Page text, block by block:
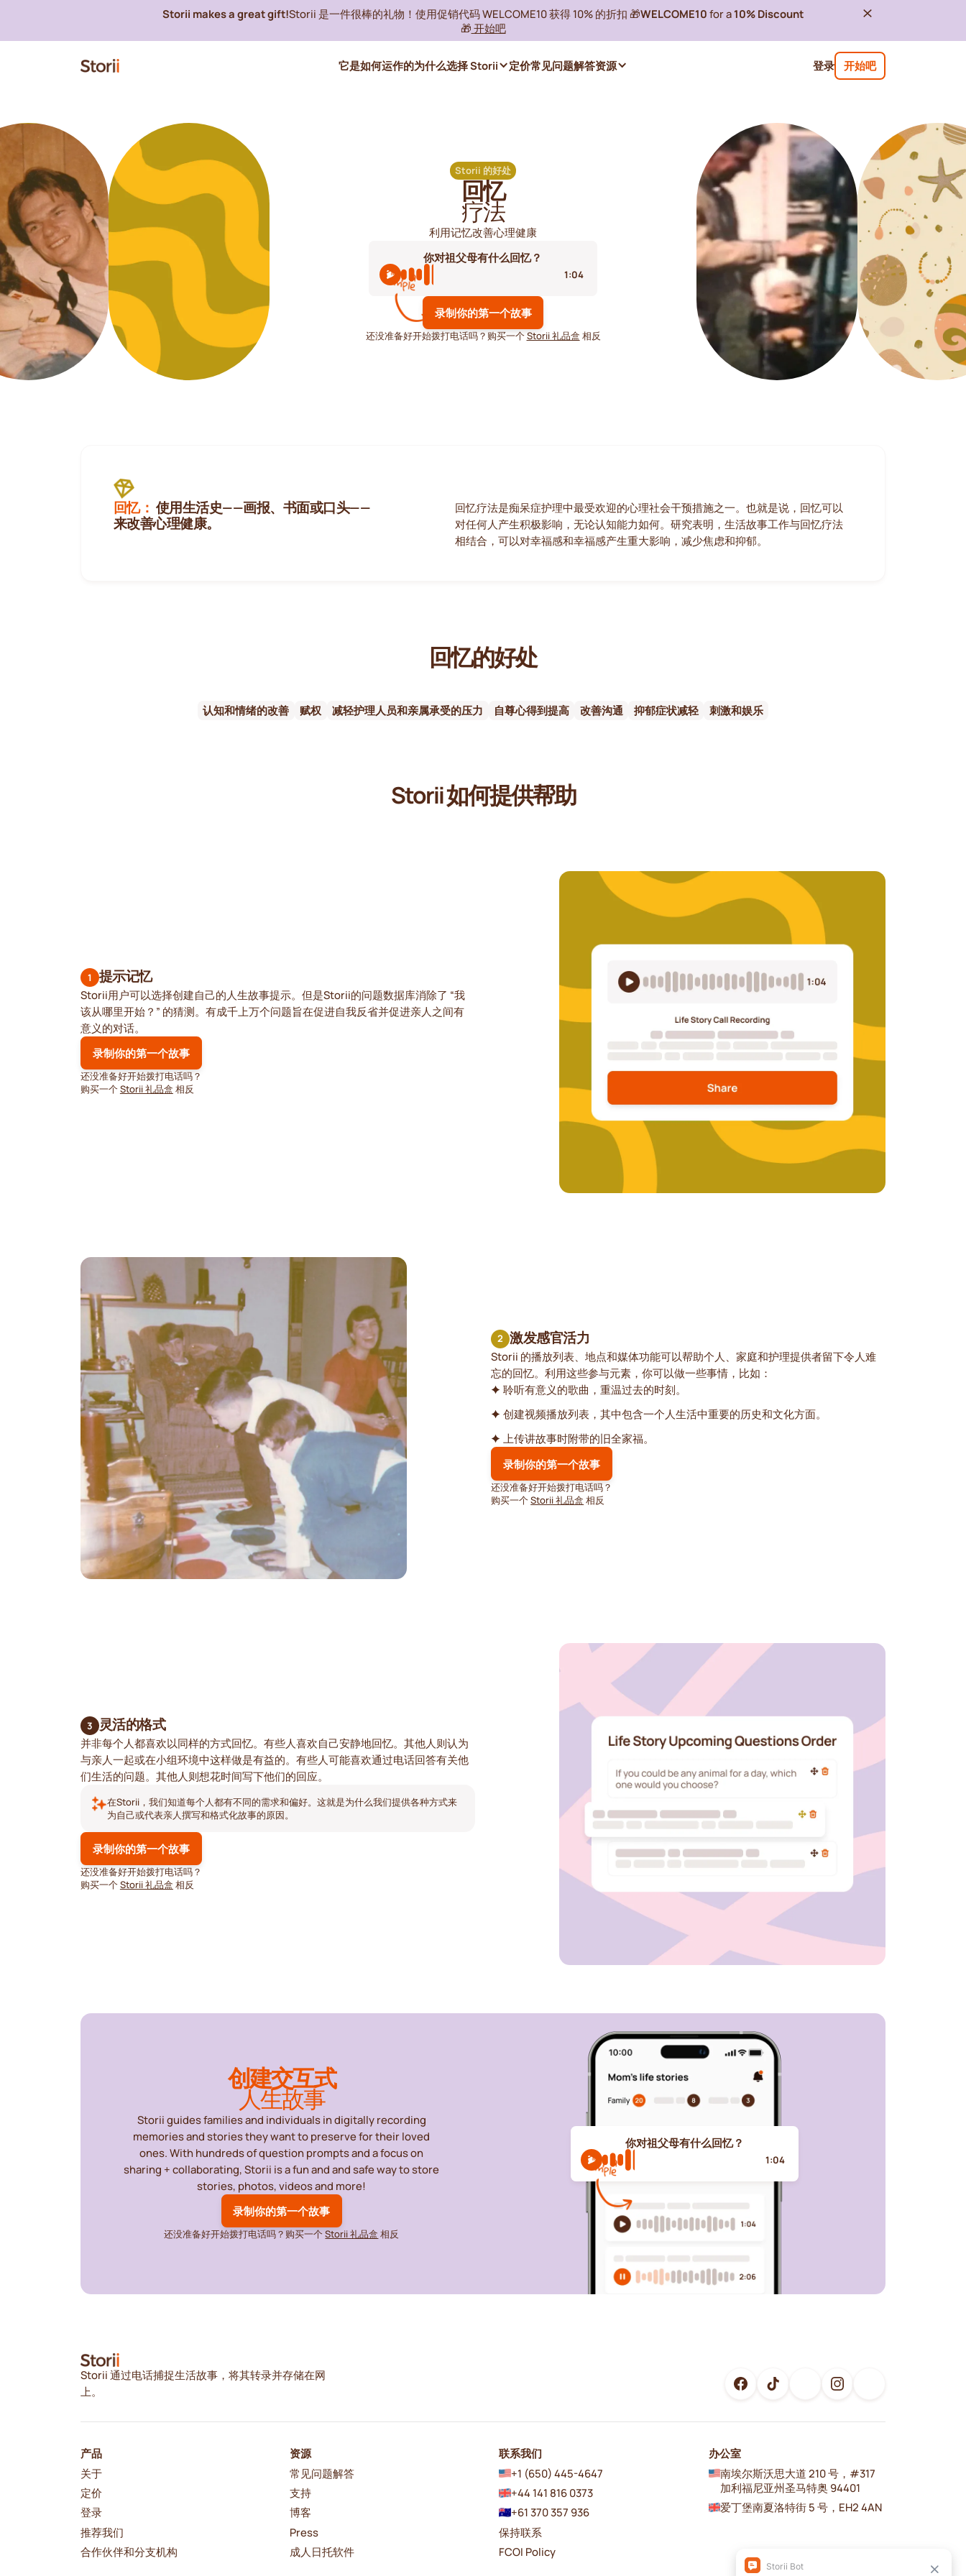
Storii makes a great gift!Storii 是一件很棒的礼物！使用促销代码 WELCOME10 获得 10% 的折扣 🎁WELCOME10 for a10% Discount
🎁 开始吧
登录 开始吧
它是如何运作的为什么选择 Storii 定价常见问题解答资源
Storii 的好处
回忆
疗法
利用记忆改善心理健康
你对祖父母有什么回忆？
1:04
录制你的第一个故事
还没准备好开始拨打电话吗？购买一个Storii 礼品盒 相反
回忆： 使用生活史——画报、书面或口头——
来改善心理健康。
回忆疗法是痴呆症护理中最受欢迎的心理社会干预措施之一。也就是说，回忆可以
对任何人产生积极影响，无论认知能力如何。研究表明，生活故事工作与回忆疗法
相结合，可以对幸福感和幸福感产生重大影响，减少焦虑和抑郁。
回忆的好处
认知和情绪的改善 赋权 减轻护理人员和亲属承受的压力 自尊心得到提高 改善沟通 抑郁症状减轻 刺激和娱乐
Storii 如何提供帮助
1 提示记忆
Storii用户可以选择创建自己的人生故事提示。但是Storii的问题数据库消除了 “我
该从哪里开始？” 的猜测。有成千上万个问题旨在促进自我反省并促进亲人之间有
意义的对话。
录制你的第一个故事
还没准备好开始拨打电话吗？
购买一个Storii 礼品盒 相反
2 激发感官活力
Storii 的播放列表、地点和媒体功能可以帮助个人、家庭和护理提供者留下令人难
忘的回忆。利用这些参与元素，你可以做一些事情，比如：
聆听有意义的歌曲，重温过去的时刻。
创建视频播放列表，其中包含一个人生活中重要的历史和文化方面。
上传讲故事时附带的旧全家福。
录制你的第一个故事
还没准备好开始拨打电话吗？
购买一个Storii 礼品盒 相反
3 灵活的格式
并非每个人都喜欢以同样的方式回忆。有些人喜欢自己安静地回忆。其他人则认为
与亲人一起或在小组环境中这样做是有益的。有些人可能喜欢通过电话回答有关他
们生活的问题。其他人则想花时间写下他们的回应。
在Storii，我们知道每个人都有不同的需求和偏好。这就是为什么我们提供各种方式来
为自己或代表亲人撰写和格式化故事的原因。
录制你的第一个故事
还没准备好开始拨打电话吗？
购买一个Storii 礼品盒 相反
创建交互式
人生故事
Storii guides families and individuals in digitally recording
memories and stories they want to preserve for their loved
ones. With hundreds of question prompts and a focus on
sharing + collaborating, Storii is a fun and and safe way to store
stories, photos, videos and more!
录制你的第一个故事
还没准备好开始拨打电话吗？购买一个Storii 礼品盒 相反
你对祖父母有什么回忆？
1:04
Storii 通过电话捕捉生活故事，将其转录并存储在网
上。
产品
关于
定价
登录
推荐我们
合作伙伴和分支机构
资源
常见问题解答
支持
博客
Press
成人日托软件
联系我们
+1 (650) 445-4647
+44 141 816 0373
+61 370 357 936
保持联系
FCOI Policy
办公室
南埃尔斯沃思大道 210 号，#317
加利福尼亚州圣马特奥 94401
爱丁堡南夏洛特街 5 号，EH2 4AN